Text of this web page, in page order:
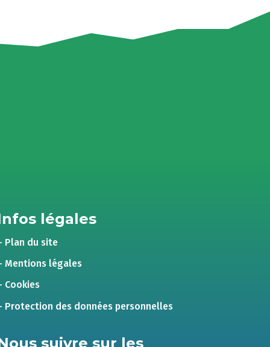
légales
Plan du site
Mentions légales
Cookies
Protection des données personnelles
suivre sur les